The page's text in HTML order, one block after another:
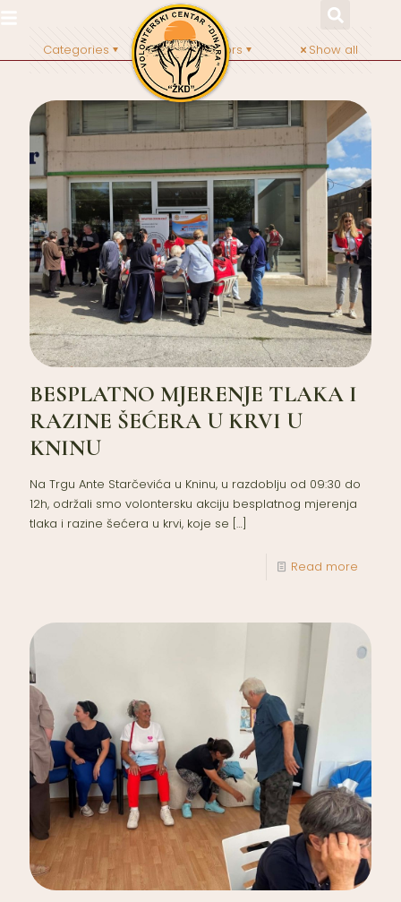
Categories Tags Authors Show all
BESPLATNO MJERENJE TLAKA I
RAZINE ŠEĆERA U KRVI U
KNINU
Na Trgu Ante Starčevića u Kninu, u razdoblju od 09:30 do
12h, održali smo volontersku akciju besplatnog mjerenja
tlaka i razine šećera u krvi, koje se […]
Read more